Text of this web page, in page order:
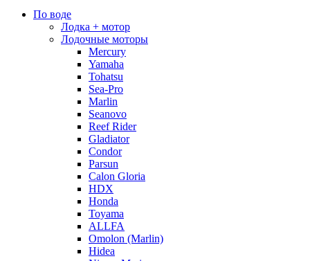
По воде
Лодка + мотор
Лодочные моторы
Mercury
Yamaha
Tohatsu
Sea-Pro
Marlin
Seanovo
Reef Rider
Gladiator
Condor
Parsun
Calon Gloria
HDX
Honda
Toyama
ALLFA
Omolon (Marlin)
Hidea